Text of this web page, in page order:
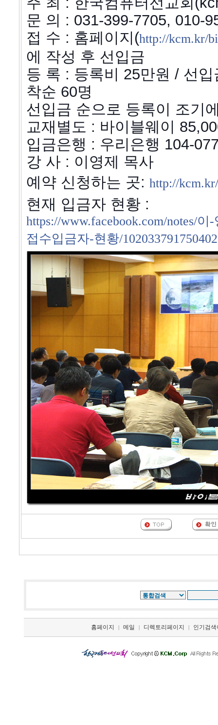
문 의 : 031-399-7705, 010-
접 수 : 홈페이지(http://kcm.kr/
에 작성 후 선입금
등 록 : 등록비 25만원 / 선
착순 60명
선입금 순으로 등록이 조기
교재별도 : 바이블웨이
입금은행 : 우리은행 104-
강 사 : 이영제 목사
예약 신청하는 곳: http://
현재 입금자 현황 :
https://www.facebook.com/notes/
접수입금자-현황/
홈페이지 | 메일 | 디렉토리페이지 | 인기검색